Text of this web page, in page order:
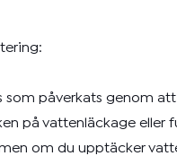
som påverkats genom
på vattenläckage eller
om du upptäcker